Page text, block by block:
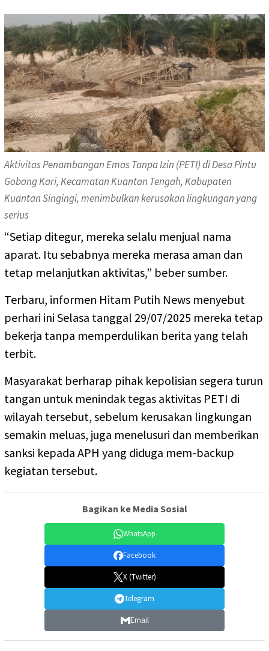
Aktivitas Penambangan Emas Tanpa Izin (PETI) di Desa Pintu
Gobang Kari, Kecamatan Kuantan Tengah, Kabupaten
Kuantan Singingi, menimbulkan kerusakan lingkungan yang
serius
“Setiap ditegur, mereka selalu menjual nama
aparat. Itu sebabnya mereka merasa aman dan
tetap melanjutkan aktivitas,” beber sumber.
Terbaru, informen Hitam Putih News menyebut
perhari ini Selasa tanggal 29/07/2025 mereka tetap
bekerja tanpa memperdulikan berita yang telah
terbit.
Masyarakat berharap pihak kepolisian segera turun
tangan untuk menindak tegas aktivitas PETI di
wilayah tersebut, sebelum kerusakan lingkungan
semakin meluas, juga menelusuri dan memberikan
sanksi kepada APH yang diduga mem-backup
kegiatan tersebut.
Bagikan ke Media Sosial
WhatsApp
Facebook
X (Twitter)
Telegram
Email